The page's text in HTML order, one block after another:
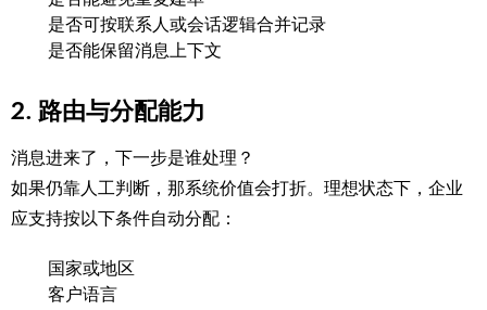
是否可按联系人或会话逻辑合并记录
是否能保留消息上下文
2. 路由与分配能力
消息进来了，下一步是谁处理？
如果仍靠人工判断，那系统价值会打折。理想状态下，企业
应支持按以下条件自动分配：
国家或地区
客户语言